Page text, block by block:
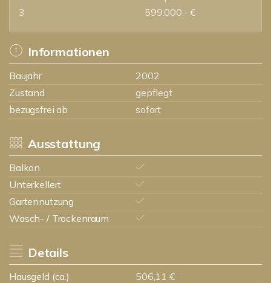
3
599.000,- €
Informationen
Baujahr
2002
Zustand
gepflegt
bezugsfrei ab
sofort
Ausstattung
Balkon
Unterkellert
Gartennutzung
Wasch- / Trockenraum
Details
Hausgeld (ca.)
506,11 €